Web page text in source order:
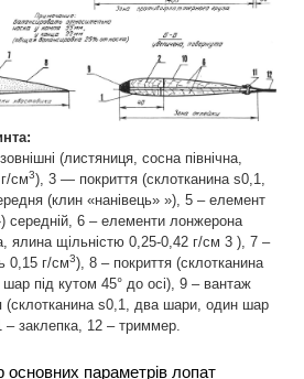
(листяниця, сосна північна,
см3), 3 — покриття (склотканина s0,1,
(клин «нанівець» »), 5 – елемент
середній, 6 – елементи лонжерона
ялина щільністю 0,25-0,42 г/см 3 ), 7 –
0,15 г/см3), 8 – покриття (склотканина
під кутом 45° до осі), 9 – вантаж
(склотканина s0,1, два шари, один шар
– заклепка, 12 – триммер.
основних параметрів лопат